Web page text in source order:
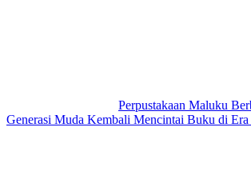
Perpustakaan Maluku
Generasi Muda Kembali Mencintai Buku di